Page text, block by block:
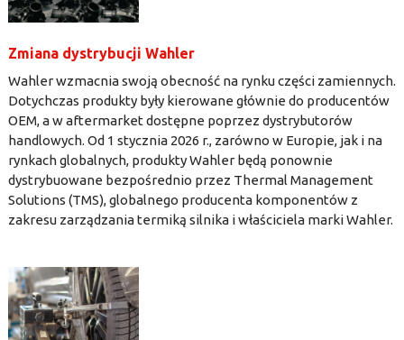
Zmiana dystrybucji Wahler
Wahler wzmacnia swoją obecność na rynku części zamiennych.
Dotychczas produkty były kierowane głównie do producentów
OEM, a w aftermarket dostępne poprzez dystrybutorów
handlowych. Od 1 stycznia 2026 r., zarówno w Europie, jak i na
rynkach globalnych, produkty Wahler będą ponownie
dystrybuowane bezpośrednio przez Thermal Management
Solutions (TMS), globalnego producenta komponentów z
zakresu zarządzania termiką silnika i właściciela marki Wahler.